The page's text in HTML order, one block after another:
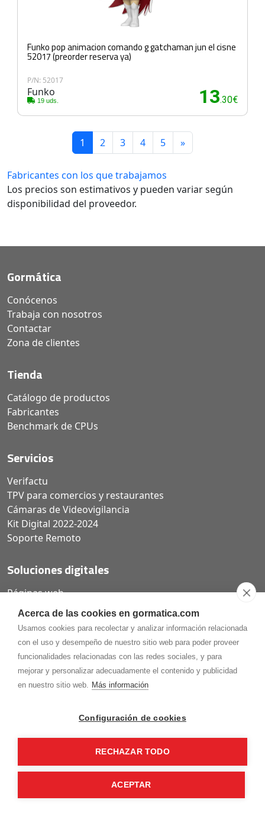
Acerca de las cookies en gormatica.com
Usamos cookies para recolectar y analizar información relacionada
con el uso y desempeño de nuestro sitio web para poder proveer
funcionalidades relacionadas con las redes sociales, y para
mejorar y personalizar adecuadamente el contenido y publicidad
en nuestro sitio web. Más información
Configuración de cookies
RECHAZAR TODO
ACEPTAR
Funko pop animacion comando g gatchaman jun el cisne
52017 (preorder reserva ya)
P/N: 52017
Funko
19 uds. 13.30€
1 2 3 4 5 »
Fabricantes con los que trabajamos
Los precios son estimativos y pueden variar según
disponibilidad del proveedor.
Gormática
Conócenos
Trabaja con nosotros
Contactar
Zona de clientes
Tienda
Catálogo de productos
Fabricantes
Benchmark de CPUs
Servicios
Verifactu
TPV para comercios y restaurantes
Cámaras de Videovigilancia
Kit Digital 2022-2024
Soporte Remoto
Soluciones digitales
Páginas web
Tiendas online
975.368.262
¡Síguenos en nuestras redes!